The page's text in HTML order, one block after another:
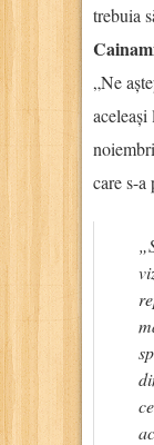
trebuia
„Ne
care s-a